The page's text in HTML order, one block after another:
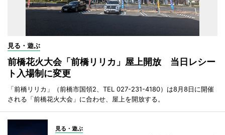
見る・遊ぶ
前橋花火大会「前橋リリカ」屋上開放 当日レシー
ト入場制に変更
「前橋リリカ」（前橋市国領2、TEL 027-231-4180）は8月8日に開催
される「前橋花火大会」に合わせ、屋上を開放する。
見る・遊ぶ